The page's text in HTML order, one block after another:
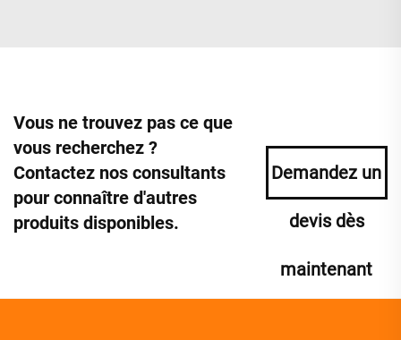
Vous ne trouvez pas ce que
vous recherchez ?
Contactez nos consultants
pour connaître d'autres
produits disponibles.
Demandez un
devis dès
maintenant